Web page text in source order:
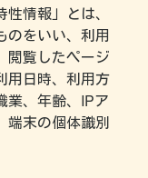
情報」とは、
のをいい、利用
閲覧したページ
用日時、利用方
業、年齢、IPア
端末の個体識別